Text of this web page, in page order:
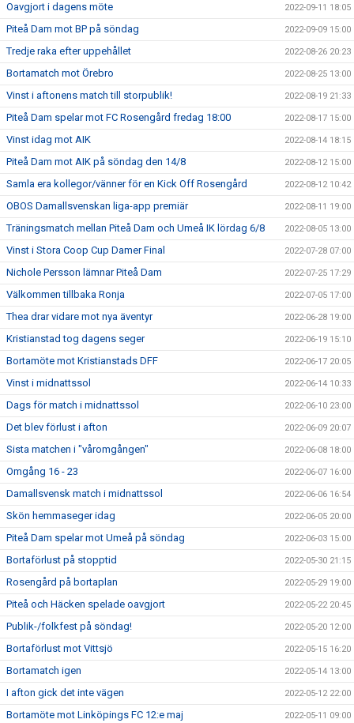
Oavgjort i dagens möte 2022-09-11 18:05
Piteå Dam mot BP på söndag 2022-09-09 15:00
Tredje raka efter uppehållet 2022-08-26 20:23
Bortamatch mot Örebro 2022-08-25 13:00
Vinst i aftonens match till storpublik! 2022-08-19 21:33
Piteå Dam spelar mot FC Rosengård fredag 18:00 2022-08-17 15:00
Vinst idag mot AIK 2022-08-14 18:15
Piteå Dam mot AIK på söndag den 14/8 2022-08-12 15:00
Samla era kollegor/vänner för en Kick Off Rosengård 2022-08-12 10:42
OBOS Damallsvenskan liga-app premiär 2022-08-11 19:00
Träningsmatch mellan Piteå Dam och Umeå IK lördag 6/8 2022-08-05 13:00
Vinst i Stora Coop Cup Damer Final 2022-07-28 07:00
Nichole Persson lämnar Piteå Dam 2022-07-25 17:29
Välkommen tillbaka Ronja 2022-07-05 17:00
Thea drar vidare mot nya äventyr 2022-06-28 19:00
Kristianstad tog dagens seger 2022-06-19 15:10
Bortamöte mot Kristianstads DFF 2022-06-17 20:05
Vinst i midnattssol 2022-06-14 10:33
Dags för match i midnattssol 2022-06-10 23:00
Det blev förlust i afton 2022-06-09 20:07
Sista matchen i "våromgången" 2022-06-08 18:00
Omgång 16 - 23 2022-06-07 16:00
Damallsvensk match i midnattssol 2022-06-06 16:54
Skön hemmaseger idag 2022-06-05 20:00
Piteå Dam spelar mot Umeå på söndag 2022-06-03 15:00
Bortaförlust på stopptid 2022-05-30 21:15
Rosengård på bortaplan 2022-05-29 19:00
Piteå och Häcken spelade oavgjort 2022-05-22 20:45
Publik-/folkfest på söndag! 2022-05-20 12:00
Bortaförlust mot Vittsjö 2022-05-15 16:20
Bortamatch igen 2022-05-14 13:00
I afton gick det inte vägen 2022-05-12 22:00
Bortamöte mot Linköpings FC 12:e maj 2022-05-11 09:00